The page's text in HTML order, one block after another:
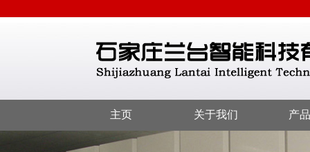
主页 关于我们 产